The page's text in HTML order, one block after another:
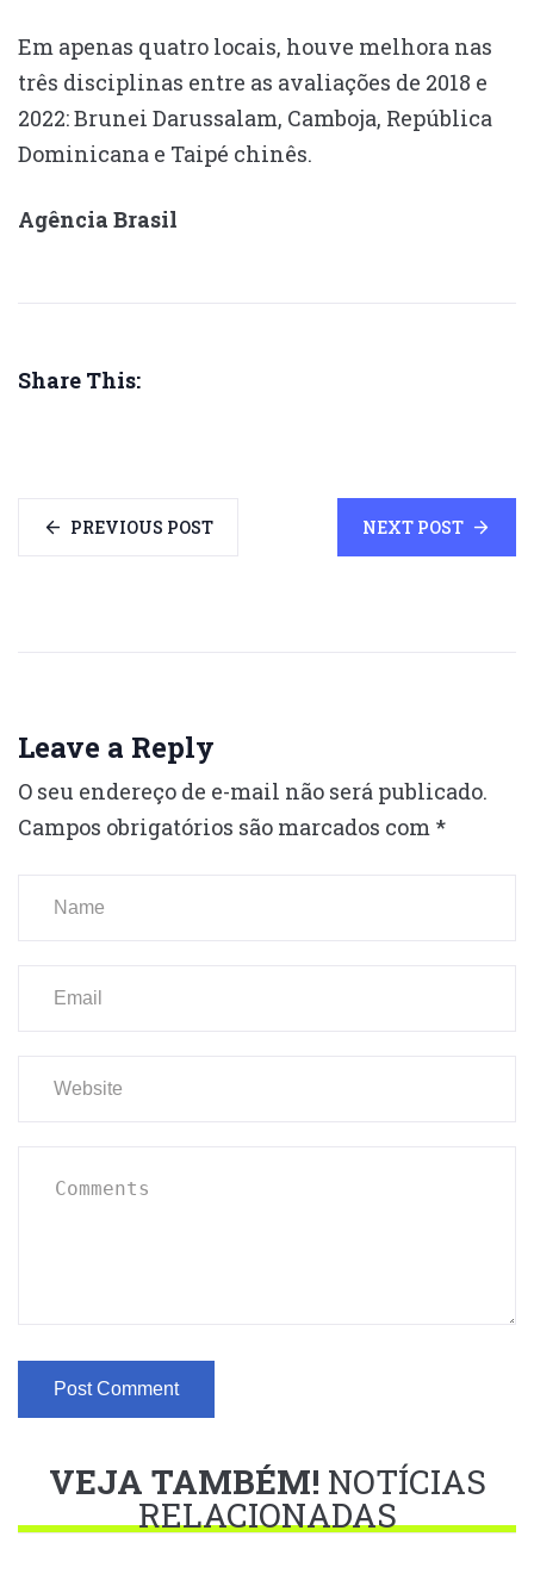
Em apenas quatro locais, houve melhora nas
três disciplinas entre as avaliações de 2018 e
2022: Brunei Darussalam, Camboja, República
Dominicana e Taipé chinês.
Agência Brasil
Share This:
PREVIOUS POST NEXT POST
Leave a Reply
O seu endereço de e-mail não será publicado.
Campos obrigatórios são marcados com *
VEJA TAMBÉM! NOTÍCIAS
RELACIONADAS